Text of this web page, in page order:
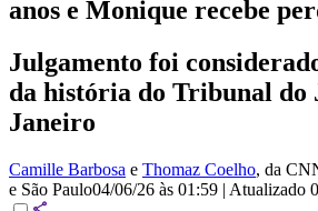
anos e Monique recebe
Julgamento foi
da história do Tribunal do
Janeiro
Camille Barbosa e Thomaz Coelho, da
e São Paulo04/06/26 às 01:59 | Atualizado